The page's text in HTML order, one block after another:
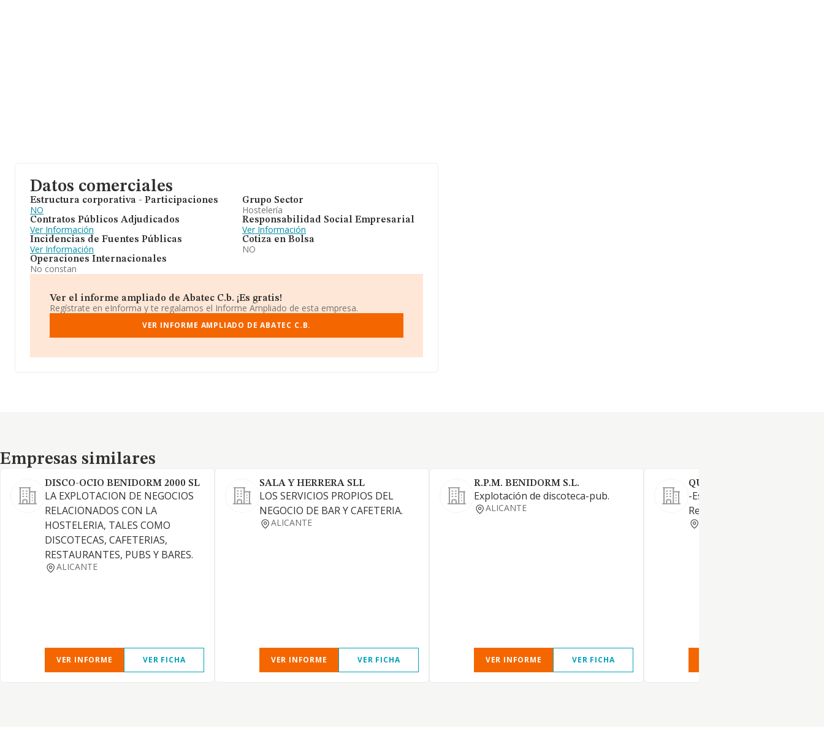
Datos comerciales
Estructura corporativa - Participaciones
NO
Contratos Públicos Adjudicados
Ver Información
Incidencias de Fuentes Públicas
Ver Información
Operaciones Internacionales
No constan
Grupo Sector
Hostelería
Responsabilidad Social Empresarial
Ver Información
Cotiza en Bolsa
NO
Ver el informe ampliado de Abatec C.b. ¡Es gratis!
Regístrate en eInforma y te regalamos el Informe Ampliado de esta empresa.
VER INFORME AMPLIADO DE ABATEC C.B.
Empresas similares
Empresas similares
DISCO-OCIO BENIDORM 2000 SL
LA EXPLOTACION DE NEGOCIOS
RELACIONADOS CON LA
HOSTELERIA, TALES COMO
DISCOTECAS, CAFETERIAS,
RESTAURANTES, PUBS Y BARES.
ALICANTE
VER INFORME VER FICHA
SALA Y HERRERA SLL
LOS SERVICIOS PROPIOS DEL
NEGOCIO DE BAR Y CAFETERIA.
ALICANTE
VER INFORME VER FICHA
R.P.M. BENIDORM S.L.
Explotación de discoteca-pub.
ALICANTE
VER INFORME VER FICHA
QUIOSCO LA PINADA SL.
-Establecimientos de
Restaurantes y puestos de